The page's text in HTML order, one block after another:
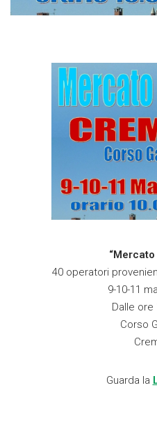
“Mercato
40 operatori
9-10-11
Dalle ore
Corso
Guarda la